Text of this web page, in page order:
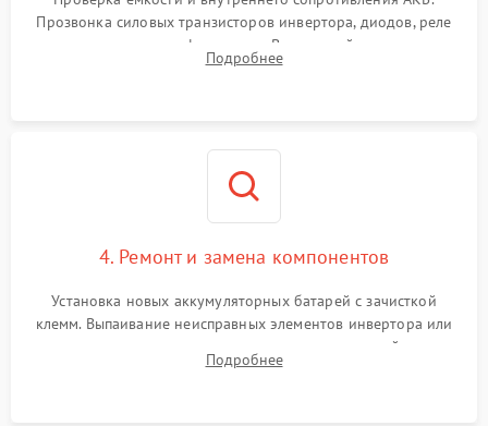
Прозвонка силовых транзисторов инвертора, диодов, реле
переключения и трансформатора. Визуальный поиск вздутых
конденсаторов и прогаров на печатной плате.
Подробнее
4. Ремонт и замена компонентов
Установка новых аккумуляторных батарей с зачисткой
клемм. Выпаивание неисправных элементов инвертора или
цепи зарядки и монтаж новых радиодеталей.
Восстановление поврежденных токоведущих дорожек и
Подробнее